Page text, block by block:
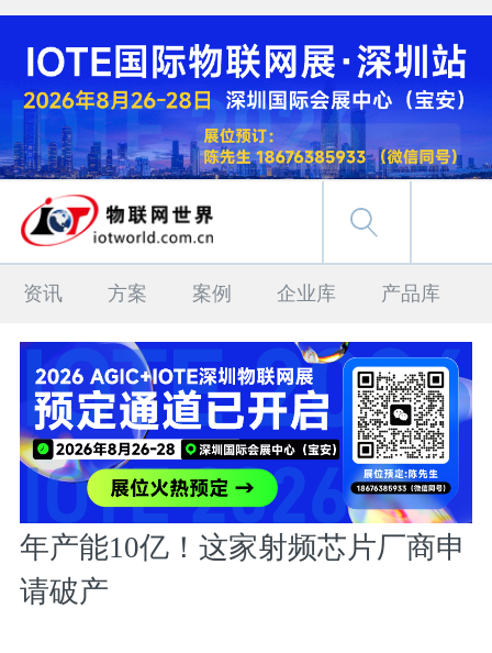
资讯 方案 案例 企业库 产品库
年产能10亿！这家射频芯片厂商申
请破产